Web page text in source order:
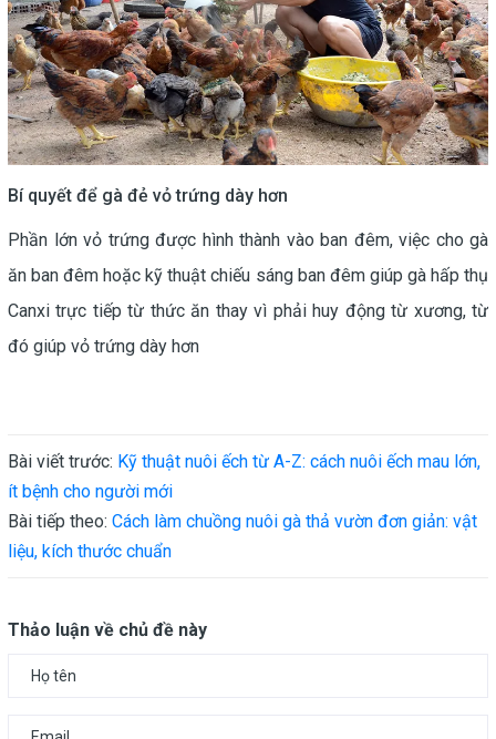
Bí quyết để gà đẻ vỏ trứng dày hơn
Phần lớn vỏ trứng được hình thành vào ban đêm, việc cho gà
ăn ban đêm hoặc kỹ thuật chiếu sáng ban đêm giúp gà hấp thụ
Canxi trực tiếp từ thức ăn thay vì phải huy động từ xương, từ
đó giúp vỏ trứng dày hơn
Bài viết trước: Kỹ thuật nuôi ếch từ A-Z: cách nuôi ếch mau lớn,
ít bệnh cho người mới
Bài tiếp theo: Cách làm chuồng nuôi gà thả vườn đơn giản: vật
liệu, kích thước chuẩn
Thảo luận về chủ đề này